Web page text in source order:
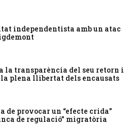
independentista amb un atac
la transparència del seu retorn i
plena llibertat dels encausats
de provocar un “efecte crida”
de regulació” migratòria